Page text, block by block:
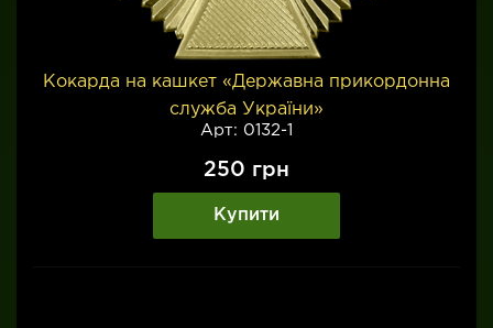
Кокарда на кашкет «Державна прикордонна
служба України»
Арт: 0132-1
250 грн
Купити